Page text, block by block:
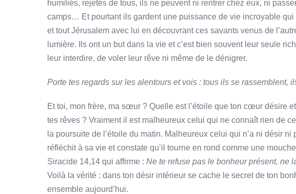
humiliés, rejetés de tous, ils ne peuvent ni rentrer chez eux, ni
camps… Et pourtant ils gardent une puissance de vie incroyable
et tout Jérusalem avec lui en découvrant ces savants venus de
lumière. Ils ont un but dans la vie et c’est bien souvent leur seule
leur interdire, de voler leur rêve ni même de le dénigrer.
Porte tes regards sur les alentours et vois : tous ils se rassemblent,
Et toi, mon frère, ma sœur ? Quelle est l’étoile que ton cœur désire
tes rêves ? Vraiment il est malheureux celui qui ne connaît rien de
la poursuite de l’étoile du matin. Malheureux celui qui n’a ni désir
réfléchit à sa vie et constate qu’il tourne en rond comme une
Siracide 14,14 qui affirme : Ne te refuse pas le bonheur présent, ne
Voilà la vérité : dans ton désir intérieur se cache le secret de ton
ensemble aujourd’hui.